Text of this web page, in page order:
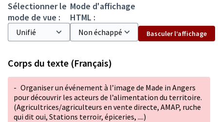
Sélectionner le
mode de vue :
Mode d'affichage
HTML :
Basculer l’affichage
Corps du texte (Français)
- Organiser un événement à l’image de Made in Angers
pour découvrir les acteurs de l’alimentation du territoire.
(Agricultrices/agriculteurs en vente directe, AMAP, ruche
qui dit oui, Stations terroir, épiceries, ....)